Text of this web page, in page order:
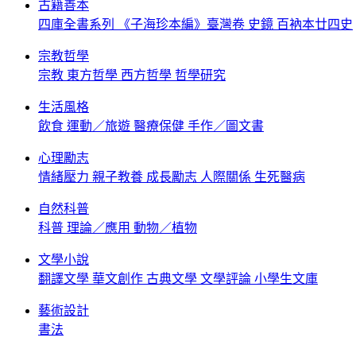
古籍善本
四庫全書系列
《子海珍本編》臺灣卷 史鏡 百衲本廿四史
宗教哲學
宗教 東方哲學 西方哲學 哲學研究
生活風格
飲食 運動／旅遊 醫療保健 手作／圖文書
心理勵志
情緒壓力 親子教養 成長勵志 人際關係 生死醫病
自然科普
科普 理論／應用 動物／植物
文學小說
翻譯文學 華文創作 古典文學 文學評論 小學生文庫
藝術設計
書法